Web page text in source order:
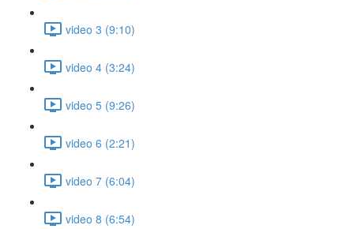
video 3 (9:10)
video 4 (3:24)
video 5 (9:26)
video 6 (2:21)
video 7 (6:04)
video 8 (6:54)